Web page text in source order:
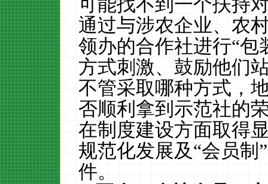
通过与涉农企业、农
领办的合作社进行“包
方式刺激、鼓励他们
不管采取哪种方式，
否顺利拿到示范社的
在制度建设方面取得
规范化发展及“会员制
件。